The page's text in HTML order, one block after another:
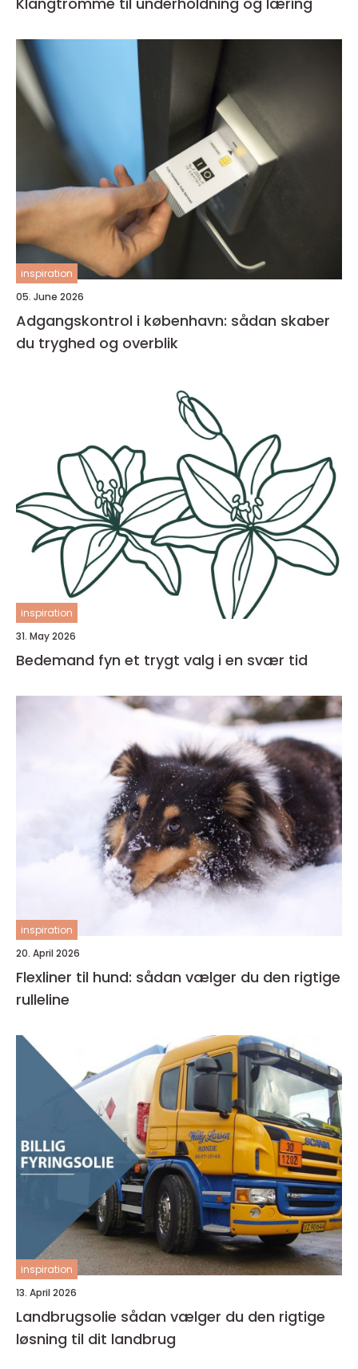
inspiration
05. June 2026
Adgangskontrol i københavn: sådan skaber
du tryghed og overblik
inspiration
31. May 2026
Bedemand fyn et trygt valg i en svær tid
inspiration
20. April 2026
Flexliner til hund: sådan vælger du den rigtige
rulleline
inspiration
13. April 2026
Landbrugsolie sådan vælger du den rigtige
løsning til dit landbrug